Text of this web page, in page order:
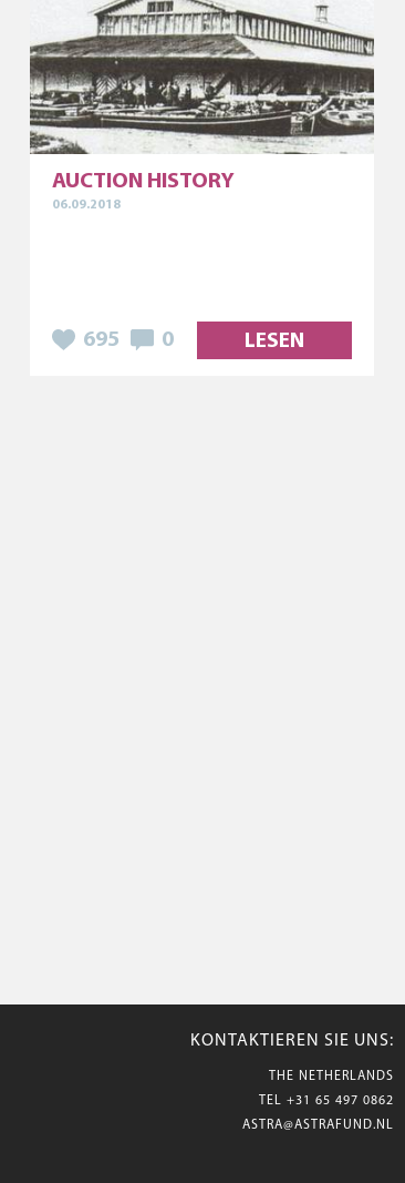
AUCTION HISTORY
06.09.2018
695 0 LESEN
KONTAKTIEREN SIE UNS:
THE NETHERLANDS
TEL +31 65 497 0862
ASTRA@ASTRAFUND.NL